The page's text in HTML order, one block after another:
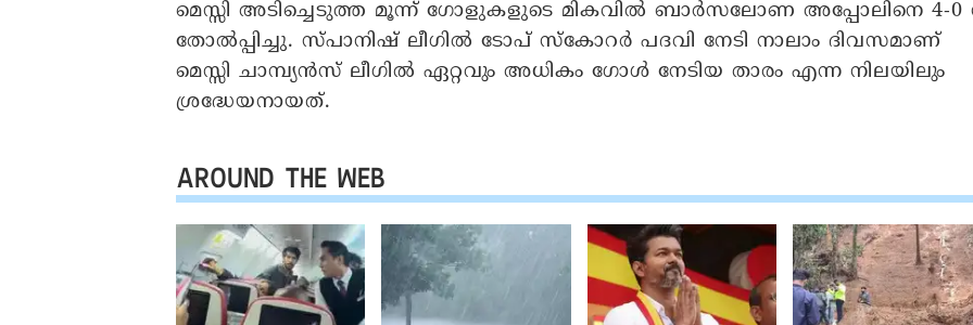
മെസ്സി അടിച്ചെടുത്ത മൂന്ന് ഗോളുകളുടെ മികവിൽ ബാർസലോണ അപ്പോലിനെ 4-0
തോൽപ്പിച്ചു. സ്പാനിഷ് ലീഗിൽ ടോപ് സ്‌കോറർ പദവി നേടി നാലാം ദിവസമാണ്
മെസ്സി ചാമ്പ്യൻസ് ലീഗിൽ ഏറ്റവും അധികം ഗോൾ നേടിയ താരം എന്ന നിലയിലും
ശ്രദ്ധേയനായത്.
AROUND THE WEB